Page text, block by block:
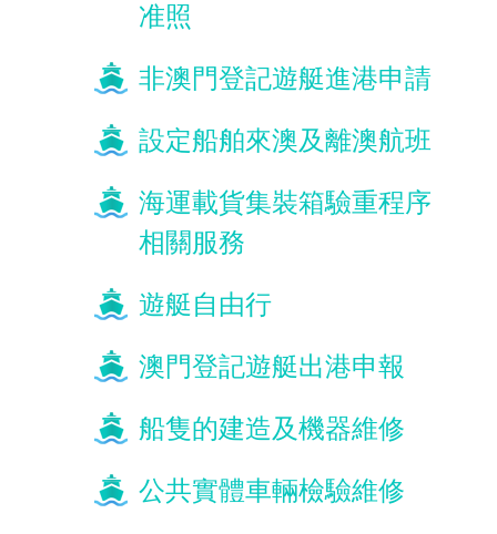
准照
非澳門登記遊艇進港申請
設定船舶來澳及離澳航班
海運載貨集裝箱驗重程序
相關服務
遊艇自由行
澳門登記遊艇出港申報
船隻的建造及機器維修
公共實體車輛檢驗維修